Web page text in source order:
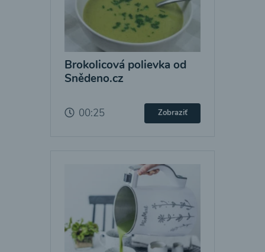
Brokolicová polievka od
Snědeno.cz
00:25 Zobraziť